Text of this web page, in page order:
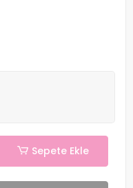
Sepete Ekle